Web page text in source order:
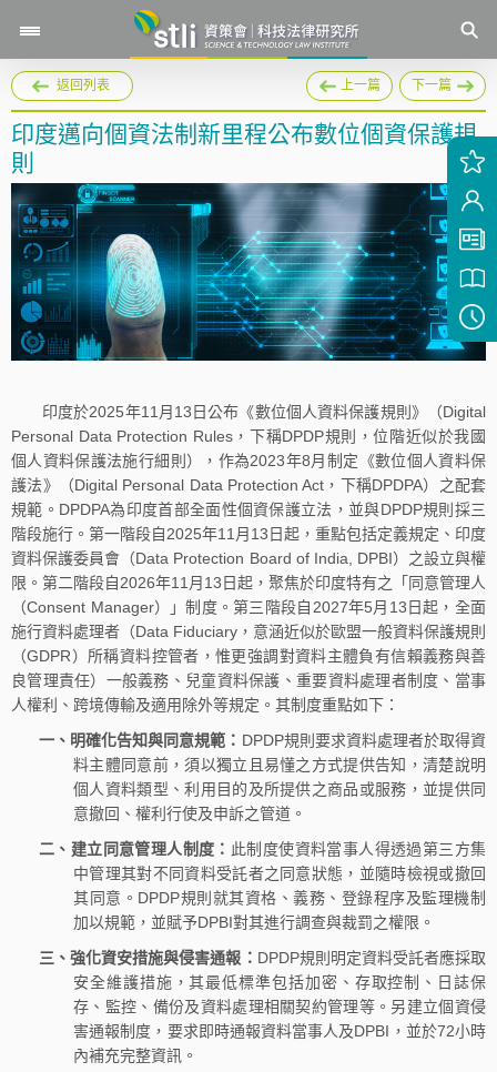
返回列表 上一篇 下一篇
印度邁向個資法制新里程公布數位個資保護規
則
印度於2025年11月13日公布《數位個人資料保護規則》（Digital
Personal Data Protection Rules，下稱DPDP規則，位階近似於我國
個人資料保護法施行細則），作為2023年8月制定《數位個人資料保
護法》（Digital Personal Data Protection Act，下稱DPDPA）之配套
規範。DPDPA為印度首部全面性個資保護立法，並與DPDP規則採三
階段施行。第一階段自2025年11月13日起，重點包括定義規定、印度
資料保護委員會（Data Protection Board of India, DPBI）之設立與權
限。第二階段自2026年11月13日起，聚焦於印度特有之「同意管理人
（Consent Manager）」制度。第三階段自2027年5月13日起，全面
施行資料處理者（Data Fiduciary，意涵近似於歐盟一般資料保護規則
（GDPR）所稱資料控管者，惟更強調對資料主體負有信賴義務與善
良管理責任）一般義務、兒童資料保護、重要資料處理者制度、當事
人權利、跨境傳輸及適用除外等規定。其制度重點如下：
一、明確化告知與同意規範： DPDP規則要求資料處理者於取得資
料主體同意前，須以獨立且易懂之方式提供告知，清楚說明
個人資料類型、利用目的及所提供之商品或服務，並提供同
意撤回、權利行使及申訴之管道。
二、建立同意管理人制度： 此制度使資料當事人得透過第三方集
中管理其對不同資料受託者之同意狀態，並隨時檢視或撤回
其同意。DPDP規則就其資格、義務、登錄程序及監理機制
加以規範，並賦予DPBI對其進行調查與裁罰之權限。
三、強化資安措施與侵害通報： DPDP規則明定資料受託者應採取
安全維護措施，其最低標準包括加密、存取控制、日誌保
存、監控、備份及資料處理相關契約管理等。另建立個資侵
害通報制度，要求即時通報資料當事人及DPBI，並於72小時
內補充完整資訊。